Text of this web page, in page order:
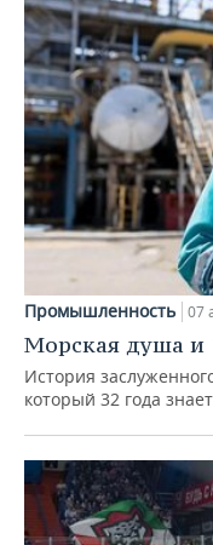
Промышленность 07
Морская душа и
История
который 32 года